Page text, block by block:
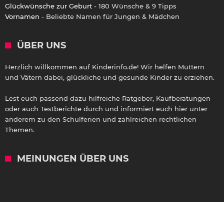
Glückwünsche zur Geburt - 180 Wünsche & 9 Tipps
Vornamen - Beliebte Namen für Jungen & Mädchen
ÜBER UNS
Herzlich willkommen auf Kinderinfo.de! Wir helfen Müttern
und Vätern dabei, glückliche und gesunde Kinder zu erziehen.
Lest euch passend dazu hilfreiche Ratgeber, Kaufberatungen
oder auch Testberichte durch und informiert euch hier unter
anderem zu den Schulferien und zahlreichen rechtlichen
Themen.
MEINUNGEN ÜBER UNS